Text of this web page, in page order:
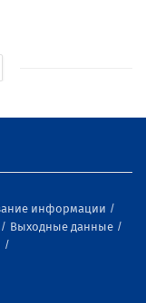
информации
Выходные данные